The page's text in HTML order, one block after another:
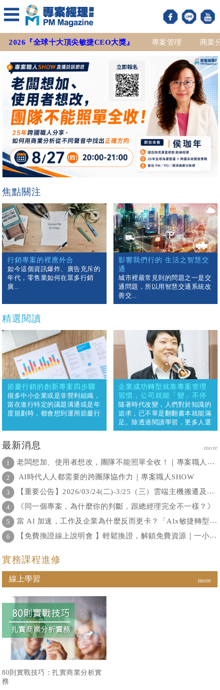
2026『全球十大頂尖敏捷CEO大獎』 專案管理 商業
焦點關注
行銷專案的裡應外合
如今這個資訊爆炸、廣告充斥的
年代，零售業如何在眾多行銷
廣...
影響我們行的 生活之智慧交
通
城市裡最常見到的問題之一是交
通問題，所以用智慧交通系統改
善交...
精選閱讀
節慶行銷的創新專案四步驟
很多中小企業或是非營利組織，
當在進行特定的議題溝通或是年
度規劃時，都會想到運用節慶行
是當品牌在設計及規劃，節慶行
銷的方向與執行重點時，常常會
受限於過去的作法和經驗，但是
在這個疫情過後發生劇烈波動的
環境中，倘若急著找出解決方
案，或是思考不周而發生更多的
風險。
企業成功轉型就靠專案管理
習慣，公司就能「變」不停
隨著時代改變，人們對於知識的
追求，已不單是翻翻書本就能滿
足。除透過閱讀學習，更多人選
擇把握零碎時間，藉由數位課程
最新消息 more
1 老闆想加、使用者想改，團隊不能照單全收！｜專案職人SHOW
2 AI時代人人都需要的跨團隊協作力｜專案職人SHOW
3 【重要公告】2026/03/24(二)-3/25（三）雲端主機搬遷及更新，系統暫停服務通知
4 《同一個專案，為什麼你的判斷，跟總經理完全不一樣？》
5 當 AI 加速，工作及企業為什麼反而更卡？「AIx敏捷轉型線上論壇」2026年1月28日為您解答！
6 【免費換證線上說明會 】輕鬆換證，解鎖免費資源｜一小時手把手帶你搞懂換證全流程
實務課程進修
線上學習 more
80則實戰技巧：扎實商業分析實
務